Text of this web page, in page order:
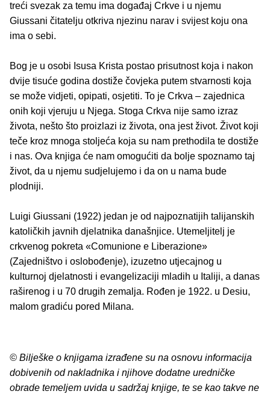
treći svezak za temu ima događaj Crkve i u njemu
Giussani čitatelju otkriva njezinu narav i svijest koju ona
ima o sebi.
Bog je u osobi Isusa Krista postao prisutnost koja i nakon
dvije tisuće godina dostiže čovjeka putem stvarnosti koja
se može vidjeti, opipati, osjetiti. To je Crkva – zajednica
onih koji vjeruju u Njega. Stoga Crkva nije samo izraz
života, nešto što proizlazi iz života, ona jest život. Život koji
teče kroz mnoga stoljeća koja su nam prethodila te dostiže
i nas. Ova knjiga će nam omogućiti da bolje spoznamo taj
život, da u njemu sudjelujemo i da on u nama bude
plodniji.
Luigi Giussani (1922) jedan je od najpoznatijih talijanskih
katoličkih javnih djelatnika današnjice. Utemeljitelj je
crkvenog pokreta «Comunione e Liberazione»
(Zajedništvo i oslobođenje), izuzetno utjecajnog u
kulturnoj djelatnosti i evangelizaciji mladih u Italiji, a danas
raširenog i u 70 drugih zemalja. Rođen je 1922. u Desiu,
malom gradiću pored Milana.
© Bilješke o knjigama izrađene su na osnovu informacija
dobivenih od nakladnika i njihove dodatne uredničke
obrade temeljem uvida u sadržaj knjige, te se kao takve ne